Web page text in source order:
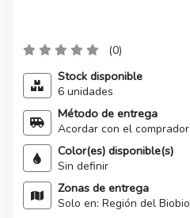
(0)
Stock disponible
6 unidades
Método de entrega
Acordar con el comprador
Color(es) disponible(s)
Sin definir
Zonas de entrega
Solo en: Región del Biobio